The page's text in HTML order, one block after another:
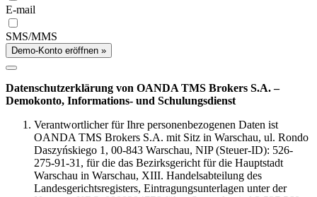
E-mail
SMS/MMS
Demo-Konto eröffnen »
Datenschutzerklärung von OANDA TMS Brokers S.A. –
Demokonto, Informations- und Schulungsdienst
Verantwortlicher für Ihre personenbezogenen Daten ist
OANDA TMS Brokers S.A. mit Sitz in Warschau, ul. Rondo
Daszyńskiego 1, 00-843 Warschau, NIP (Steuer-ID): 526-
275-91-31, für die das Bezirksgericht für die Hauptstadt
Warschau in Warschau, XIII. Handelsabteilung des
Landesgerichtsregisters, Eintragungsunterlagen unter der